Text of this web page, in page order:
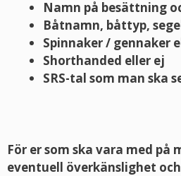
Namn på besättning
Båtnamn, båttyp,
Spinnaker / gennaker
Shorthanded eller ej
SRS-tal som man ska
För er som ska vara med på
eventuell överkänslighet